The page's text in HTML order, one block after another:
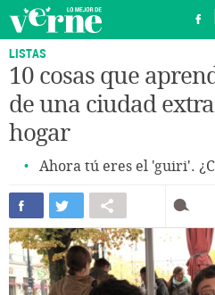
LISTAS
10 cosas que
de una ciudad
hogar
Ahora tú eres el 'guiri'.